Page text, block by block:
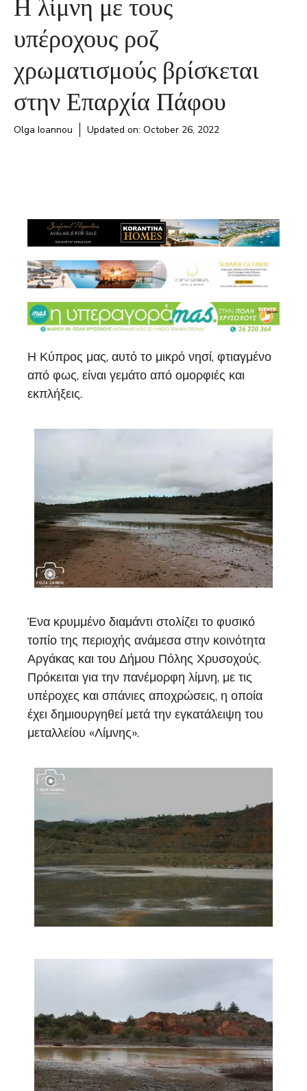
υπέροχους ροζ
χρωματισμούς βρίσκεται
στην Επαρχία Πάφου
Olga Ioannou Updated on: October 26, 2022
Η Κύπρος μας, αυτό το μικρό νησί, φτιαγμένο
από φως, είναι γεμάτο από ομορφιές και
εκπλήξεις.
Ένα κρυμμένο διαμάντι στολίζει το φυσικό
τοπίο της περιοχής ανάμεσα στην κοινότητα
Αργάκας και του Δήμου Πόλης Χρυσοχούς.
Πρόκειται για την πανέμορφη λίμνη, με τις
υπέροχες και σπάνιες αποχρώσεις, η οποία
έχει δημιουργηθεί μετά την εγκατάλειψη του
μεταλλείου «Λίμνης».